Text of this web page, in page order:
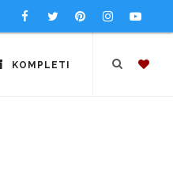
KOMPLETI